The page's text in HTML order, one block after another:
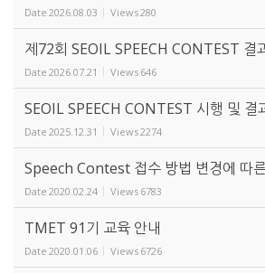
Date 2026.08.03 Views280
제72회 SEOIL SPEECH CONTEST 결
Date 2026.07.21 Views 646
SEOIL SPEECH CONTEST 시행 및 결
Date 2025.12.31 Views2274
Speech Contest 접수 방법 변경에 따
Date 2020.02.24 Views 6783
TMET 91기 교육 안내
Date 2020.01.06 Views 6726